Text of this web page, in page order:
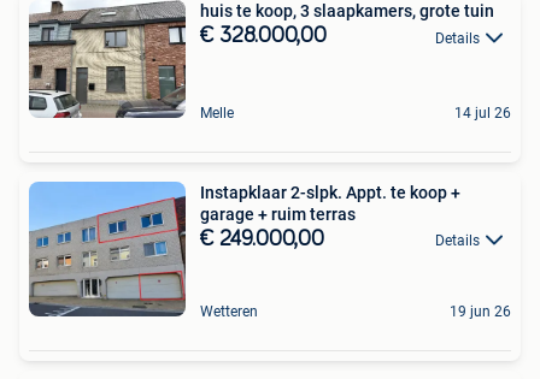
huis te koop, 3 slaapkamers, grote tuin
€ 328.000,00 Details
Melle 14 jul 26
Instapklaar 2-slpk. Appt. te koop +
garage + ruim terras
€ 249.000,00 Details
Wetteren 19 jun 26